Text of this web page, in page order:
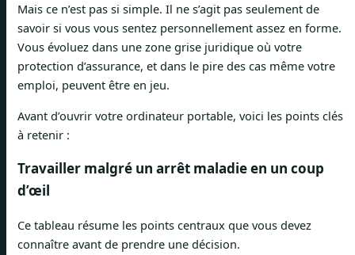
Mais ce n’est pas si simple. Il ne s’agit pas seulement de
savoir si vous vous sentez personnellement assez en forme.
Vous évoluez dans une zone grise juridique où votre
protection d’assurance, et dans le pire des cas même votre
emploi, peuvent être en jeu.
Avant d’ouvrir votre ordinateur portable, voici les points clés
à retenir :
Travailler malgré un arrêt maladie en un coup
d’œil
Ce tableau résume les points centraux que vous devez
connaître avant de prendre une décision.